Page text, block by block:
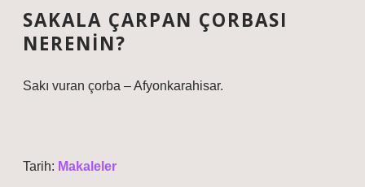
SAKALA ÇARPAN ÇORBASI
NERENIN?
Sakı vuran çorba – Afyonkarahisar.
Tarih: Makaleler